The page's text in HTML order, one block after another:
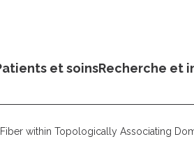
et soinsRecherche et
within Topologically Associating